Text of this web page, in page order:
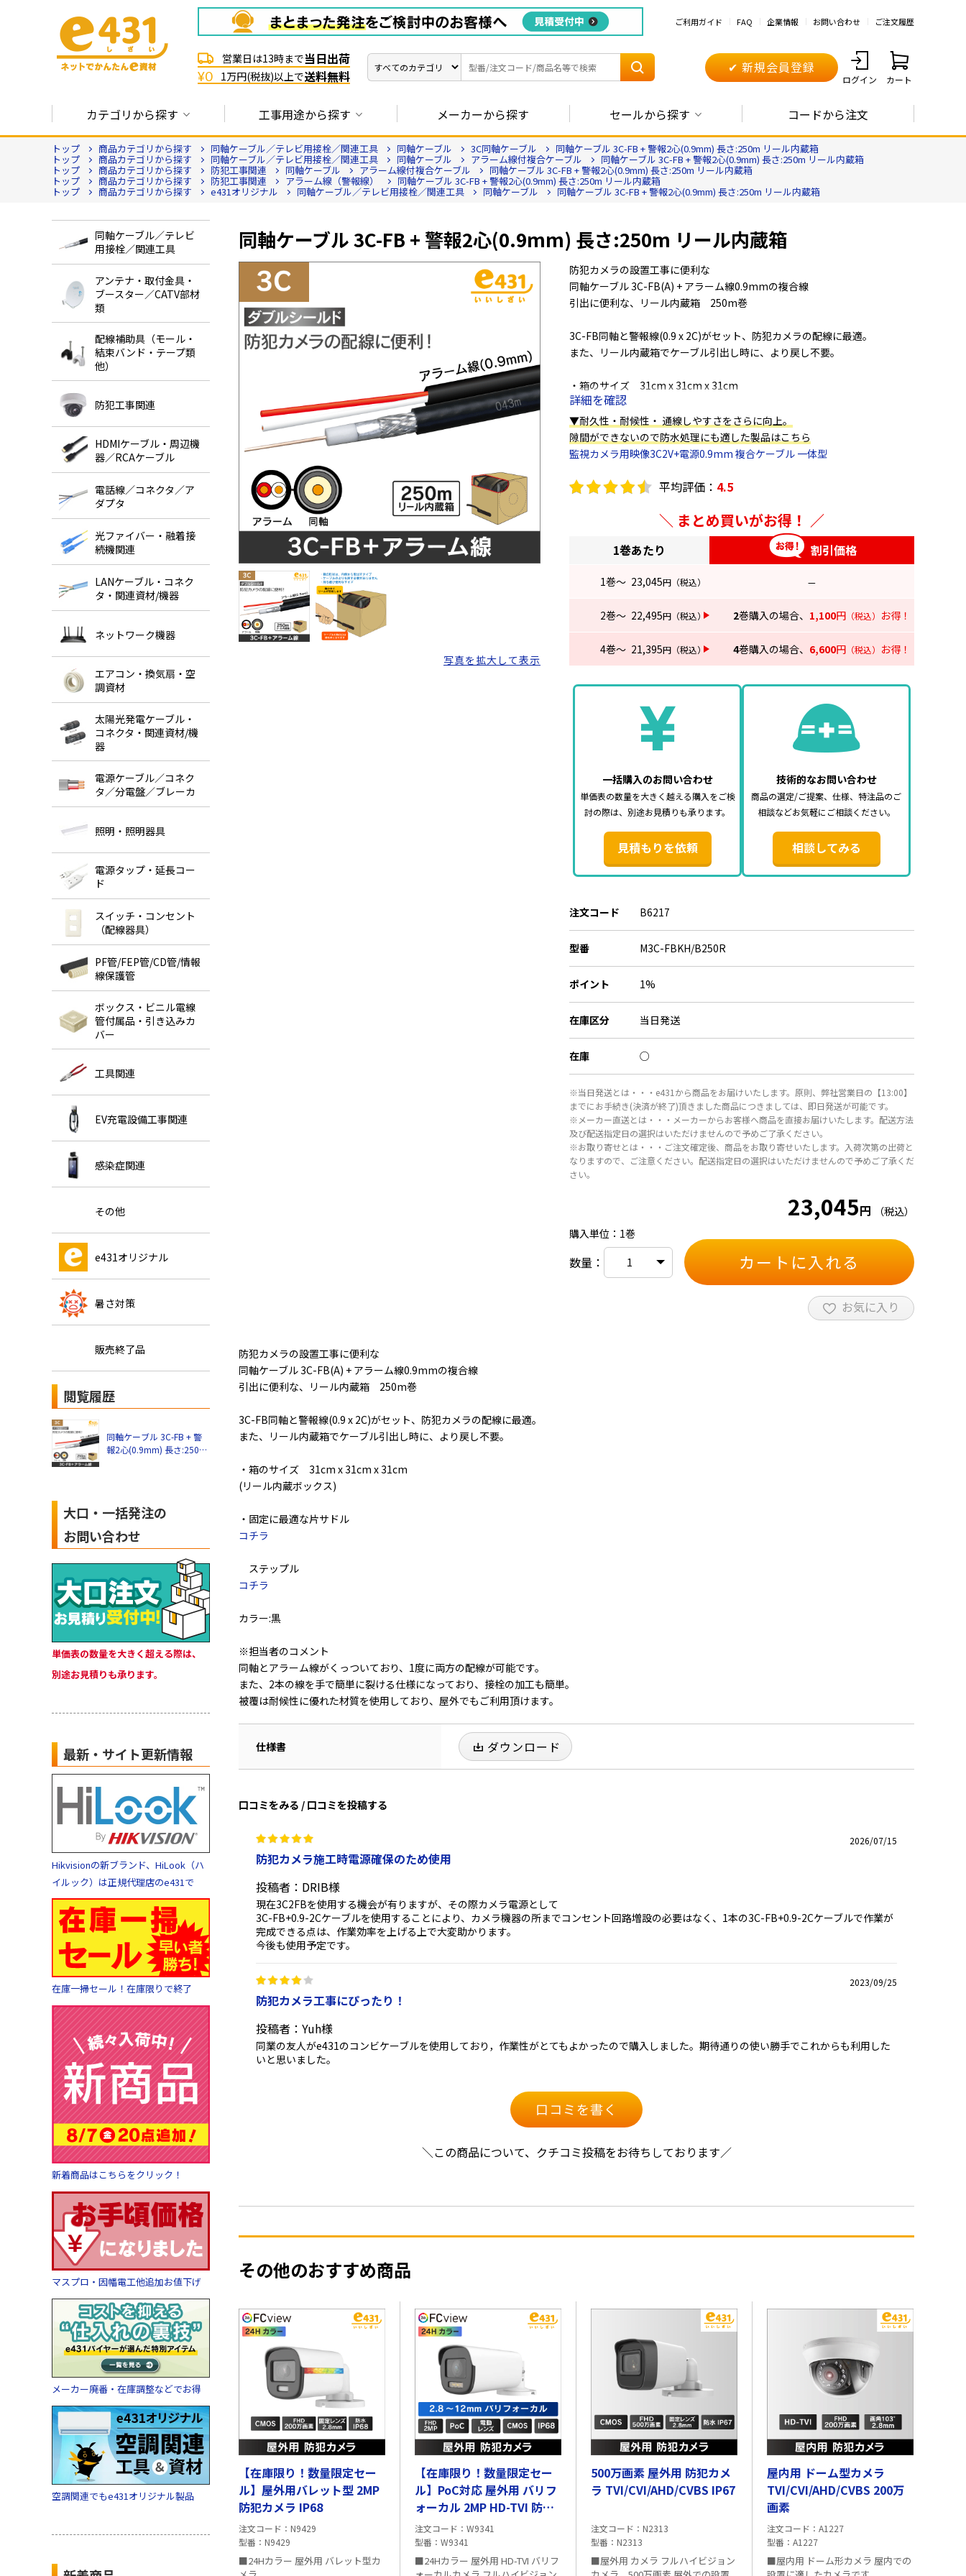
ご利用ガイド FAQ 企業情報 お問い合わせ ご注文履歴
営業日は13時まで当日出荷
¥0 1万円(税抜)以上で送料無料
✔ 新規会員登録
ログイン カート
カテゴリから探す 工事用途から探す メーカーから探す セールから探す コードから注文
トップ 商品カテゴリから探す 同軸ケーブル／テレビ用接栓／関連工具 同軸ケーブル 3C同軸ケーブル 同軸ケーブル 3C-FB + 警報2心(0.9mm) 長さ:250m リール内蔵箱
トップ 商品カテゴリから探す 同軸ケーブル／テレビ用接栓／関連工具 同軸ケーブル アラーム線付複合ケーブル 同軸ケーブル 3C-FB + 警報2心(0.9mm) 長さ:250m リール内蔵箱
トップ 商品カテゴリから探す 防犯工事関連 同軸ケーブル アラーム線付複合ケーブル 同軸ケーブル 3C-FB + 警報2心(0.9mm) 長さ:250m リール内蔵箱
トップ 商品カテゴリから探す 防犯工事関連 アラーム線（警報線） 同軸ケーブル 3C-FB + 警報2心(0.9mm) 長さ:250m リール内蔵箱
トップ 商品カテゴリから探す e431オリジナル 同軸ケーブル／テレビ用接栓／関連工具 同軸ケーブル 同軸ケーブル 3C-FB + 警報2心(0.9mm) 長さ:250m リール内蔵箱
同軸ケーブル／テレビ
用接栓／関連工具
アンテナ・取付金具・
ブースター／CATV部材
類
配線補助具（モール・
結束バンド・テープ類
他）
防犯工事関連
HDMIケーブル・周辺機
器／RCAケーブル
電話線／コネクタ／ア
ダプタ
光ファイバー・融着接
続機関連
LANケーブル・コネク
タ・関連資材/機器
ネットワーク機器
エアコン・換気扇・空
調資材
太陽光発電ケーブル・
コネクタ・関連資材/機
器
電源ケーブル／コネク
タ／分電盤／ブレーカ
照明・照明器具
電源タップ・延長コー
ド
スイッチ・コンセント
（配線器具）
PF管/FEP管/CD管/情報
線保護管
ボックス・ビニル電線
管付属品・引き込みカ
バー
工具関連
EV充電設備工事関連
感染症関連
その他
e431オリジナル
暑さ対策
販売終了品
閲覧履歴
同軸ケーブル 3C-FB + 警
報2心(0.9mm) 長さ:250m
大口・一括発注の
お問い合わせ
単価表の数量を大きく超える際は、
別途お見積りも承ります。
最新・サイト更新情報
Hikvisionの新ブランド、HiLook（ハ
イルック）は正規代理店のe431で
在庫一掃セール！在庫限りで終了
新着商品はこちらをクリック！
マスプロ・因幡電工他追加お値下げ
メーカー廃番・在庫調整などでお得
空調関連でもe431オリジナル製品
同軸ケーブル 3C-FB + 警報2心(0.9mm) 長さ:250m リール内蔵箱
防犯カメラの設置工事に便利な
同軸ケーブル 3C-FB(A) + アラーム線0.9mmの複合線
引出に便利な、リール内蔵箱 250m巻
3C-FB同軸と警報線(0.9 x 2C)がセット、防犯カメラの配線に最適。
また、リール内蔵箱でケーブル引出し時に、より戻し不要。
・箱のサイズ 31cm x 31cm x 31cm
(リール内蔵ボックス)
・固定に最適な片サドル
コチラ
ステップル
同軸とアラーム線がくっついており、1度に両方の配線が可能です。
被覆は耐候性に優れた材質を使用しており、屋外でもご利用頂けます。
詳細を確認
▼耐久性・耐候性・ 通線しやすさをさらに向上。
隙間ができないので防水処理にも適した製品はこちら
監視カメラ用映像3C2V+電源0.9mm 複合ケーブル 一体型
平均評価： 4.5
まとめ買いがお得！
1巻あたり 割引価格
1巻～ 23,045円 （税込） —
2巻～ 22,495円 （税込） 2巻購入の場合、 1,100円 （税込） お得！
4巻～ 21,395円 （税込） 4巻購入の場合、 6,600円 （税込） お得！
一括購入のお問い合わせ
単価表の数量を大きく越える購入をご検
討の際は、別途お見積りも承ります。
見積もりを依頼
技術的なお問い合わせ
商品の選定/ご提案、仕様、特注品のご
相談などお気軽にご相談ください。
相談してみる
注文コード B6217
型番 M3C-FBKH/B250R
ポイント 1%
在庫区分 当日発送
在庫 ○
※当日発送とは・・・e431から商品をお届けいたします。原則、弊社営業日の【13:00】
までにお手続き(決済が終了)頂きました商品につきましては、即日発送が可能です。
※メーカー直送とは・・・メーカーからお客様へ商品を直接お届けいたします。配送方法
及び配送指定日の選択はいただけませんので予めご了承ください。
※お取り寄せとは・・・ご注文確定後、商品をお取り寄せいたします。入荷次第の出荷と
なりますので、ご注意ください。配送指定日の選択はいただけませんので予めご了承くだ
さい。
23,045円
（税込）
購入単位：1巻
数量： カートに入れる
お気に入り
写真を拡大して表示
防犯カメラの設置工事に便利な
同軸ケーブル 3C-FB(A) + アラーム線0.9mmの複合線
引出に便利な、リール内蔵箱 250m巻
3C-FB同軸と警報線(0.9 x 2C)がセット、防犯カメラの配線に最適。
また、リール内蔵箱でケーブル引出し時に、より戻し不要。
・箱のサイズ 31cm x 31cm x 31cm
(リール内蔵ボックス)
・固定に最適な片サドル
コチラ
ステップル
コチラ
カラー:黒
※担当者のコメント
同軸とアラーム線がくっついており、1度に両方の配線が可能です。
また、2本の線を手で簡単に裂ける仕様になっており、接栓の加工も簡単。
被覆は耐候性に優れた材質を使用しており、屋外でもご利用頂けます。
仕様書 ダウンロード
口コミをみる / 口コミを投稿する
2026/07/15
防犯カメラ施工時電源確保のため使用
投稿者：DRIB様
現在3C2FBを使用する機会が有りますが、その際カメラ電源として
3C-FB+0.9-2Cケーブルを使用することにより、カメラ機器の所までコンセント回路増設の必要はなく、1本の3C-FB+0.9-2Cケーブルで作業が
完成できる点は、作業効率を上げる上で大変助かります。
今後も使用予定です。
2023/09/25
防犯カメラ工事にぴったり！
投稿者：Yuh様
同業の友人がe431のコンビケーブルを使用しており，作業性がとてもよかったので購入しました。期待通りの使い勝手でこれからも利用した
いと思いました。
口コミを書く
＼この商品について、クチコミ投稿をお待ちしております／
その他のおすすめ商品
【在庫限り！数量限定セー
ル】屋外用バレット型 2MP
防犯カメラ IP68
注文コード
N9429
型番
N9429
■24Hカラー 屋外用 バレット型カ
【在庫限り！数量限定セー
ル】PoC対応 屋外用 バリフ
ォーカル 2MP HD-TVI 防犯
カメラ IP68
注文コード
W9341
型番
W9341
■24Hカラー 屋外用 HD-TVI バリフ
500万画素 屋外用 防犯カメ
ラ TVI/CVI/AHD/CVBS IP67
注文コード
N2313
型番
N2313
■屋外用 カメラ フルハイビジョン
屋内用 ドーム型カメラ
TVI/CVI/AHD/CVBS 200万
画素
注文コード
A1227
型番
A1227
■屋内用 ドーム形カメラ 屋内での